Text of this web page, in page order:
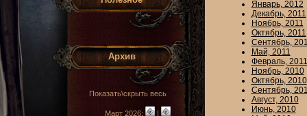
Архив
Показать\скрыть весь
Март 2026:
|
Январь, 2012
Декабрь, 2011
Ноябрь, 2011
Октябрь, 2011
Сентябрь,
Май, 2011
Февраль, 2011
Ноябрь, 2010
Октябрь, 2010
Сентябрь,
Август, 2010
Июнь, 2010